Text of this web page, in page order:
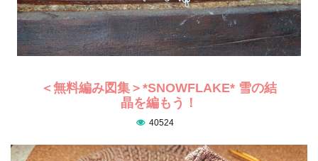
＜無料編み図集＞*SNOWFLAKE* 雪の結
晶を編もう！
40524